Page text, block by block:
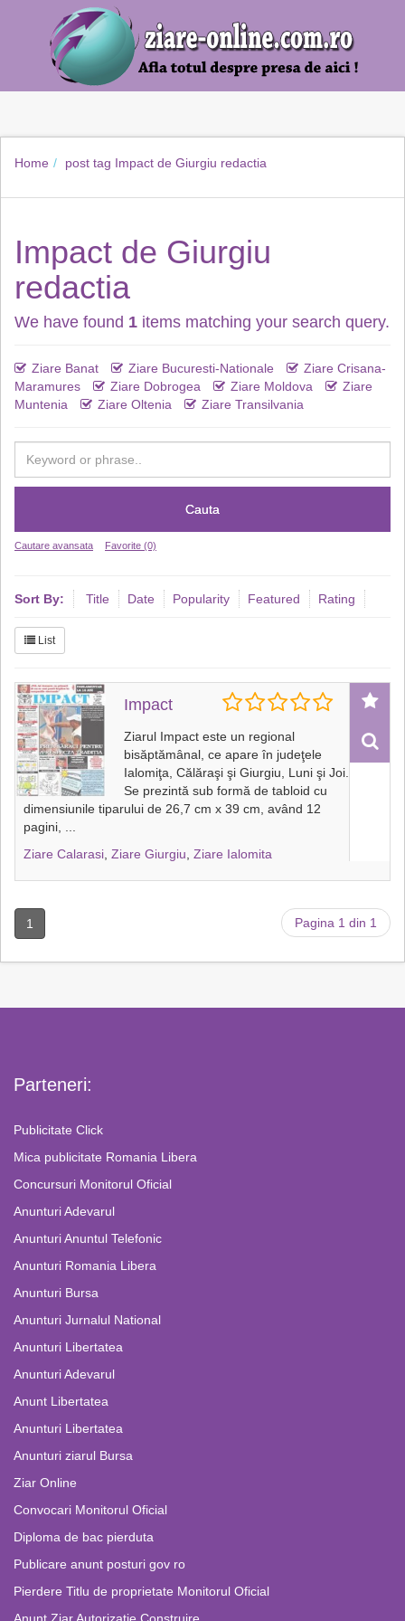
Home post tag Impact de Giurgiu redactia
Impact de Giurgiu
redactia
We have found 1 items matching your search query.
Ziare Banat Ziare Bucuresti-Nationale
Ziare Crisana-
Maramures
Ziare Dobrogea Ziare Moldova
Ziare
Muntenia
Ziare Oltenia Ziare Transilvania
Cauta
Cautare avansata Favorite (0)
Sort By: Title Date Popularity Featured Rating
List
Impact
Ziarul Impact este un regional
bisăptămânal, ce apare în judeţele
Ialomiţa, Călăraşi şi Giurgiu, Luni şi Joi.
Se prezintă sub formă de tabloid cu
dimensiunile tiparului de 26,7 cm x 39 cm, având 12
pagini,
Ziare Calarasi Ziare Giurgiu Ziare Ialomita
1 Pagina 1 din 1
Parteneri:
Publicitate Click
Mica publicitate Romania Libera
Concursuri Monitorul Oficial
Anunturi Adevarul
Anunturi Anuntul Telefonic
Anunturi Romania Libera
Anunturi Bursa
Anunturi Jurnalul National
Anunturi Libertatea
Anunturi Adevarul
Anunt Libertatea
Anunturi Libertatea
Anunturi ziarul Bursa
Ziar Online
Convocari Monitorul Oficial
Diploma de bac pierduta
Publicare anunt posturi gov ro
Pierdere Titlu de proprietate Monitorul Oficial